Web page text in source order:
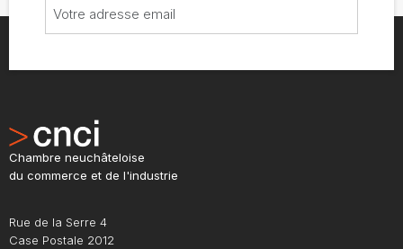
Chambre neuchâteloise
du commerce et de l'industrie
Rue de la Serre 4
Case Postale 2012